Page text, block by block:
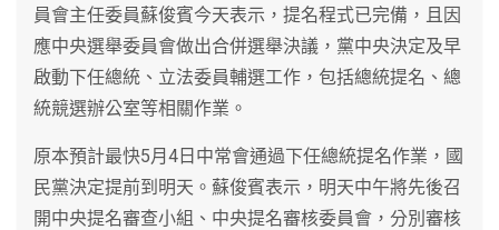
員會主任委員蘇俊賓今天表示，提名程式已完備，且因
應中央選舉委員會做出合併選舉決議，黨中央決定及早
啟動下任總統、立法委員輔選工作，包括總統提名、總
統競選辦公室等相關作業。
原本預計最快5月4日中常會通過下任總統提名作業，國
民黨決定提前到明天。蘇俊賓表示，明天中午將先後召
開中央提名審查小組、中央提名審核委員會，分別審核